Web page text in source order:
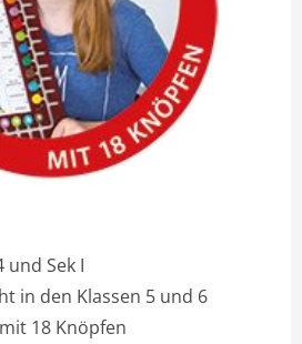
und Sek I
in den Klassen 5 und 6
18 Knöpfen